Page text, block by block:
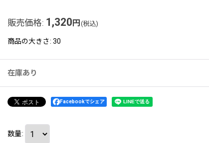
販売価格: 1,320 円 (税込)
商品の大きさ: 30
在庫あり
Facebookでシェア
数量: